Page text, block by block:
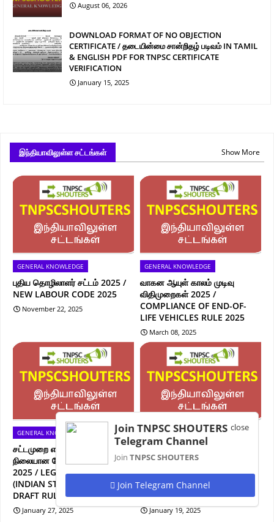
August 06, 2026
DOWNLOAD FORMAT OF NO OBJECTION
CERTIFICATE / தடையின்மை சான்றிதழ் படிவம் IN TAMIL
& ENGLISH PDF FOR TNPSC CERTIFICATE
VERIFICATION
January 15, 2025
இந்தியாவிலுள்ள சட்டங்கள் Show More
GENERAL KNOWLEDGE
புதிய தொழிலாளர் சட்டம் 2025 /
NEW LABOUR CODE 2025
November 22, 2025
GENERAL KNOWLEDGE
வாகன ஆயுள் காலம் முடிவு
விதிமுறைகள் 2025 /
COMPLIANCE OF END-OF-
LIFE VEHICLES RULE 2025
March 08, 2025
GENERAL KNOWLEDGE
சட்டமுறை எடையளவு (இந்திய
நிலையான நேரம்) வரைவு விதிகள்
2025 / LEGAL WEIGHTS
(INDIAN STANDARD TIME)
DRAFT RULES 2025
January 27, 2025
GENERAL KNOWLEDGE
தமிழ்நாடு பெண்கள்
பாதுகாப்புக்கான சட்டத் திருத்த
மசோதா / TAMILNADU
WOMENS SAFETY
AMENDMENT BILL
January 19, 2025
close
Join TNPSC SHOUTERS
Telegram Channel
Join TNPSC SHOUTERS
Join Telegram Channel